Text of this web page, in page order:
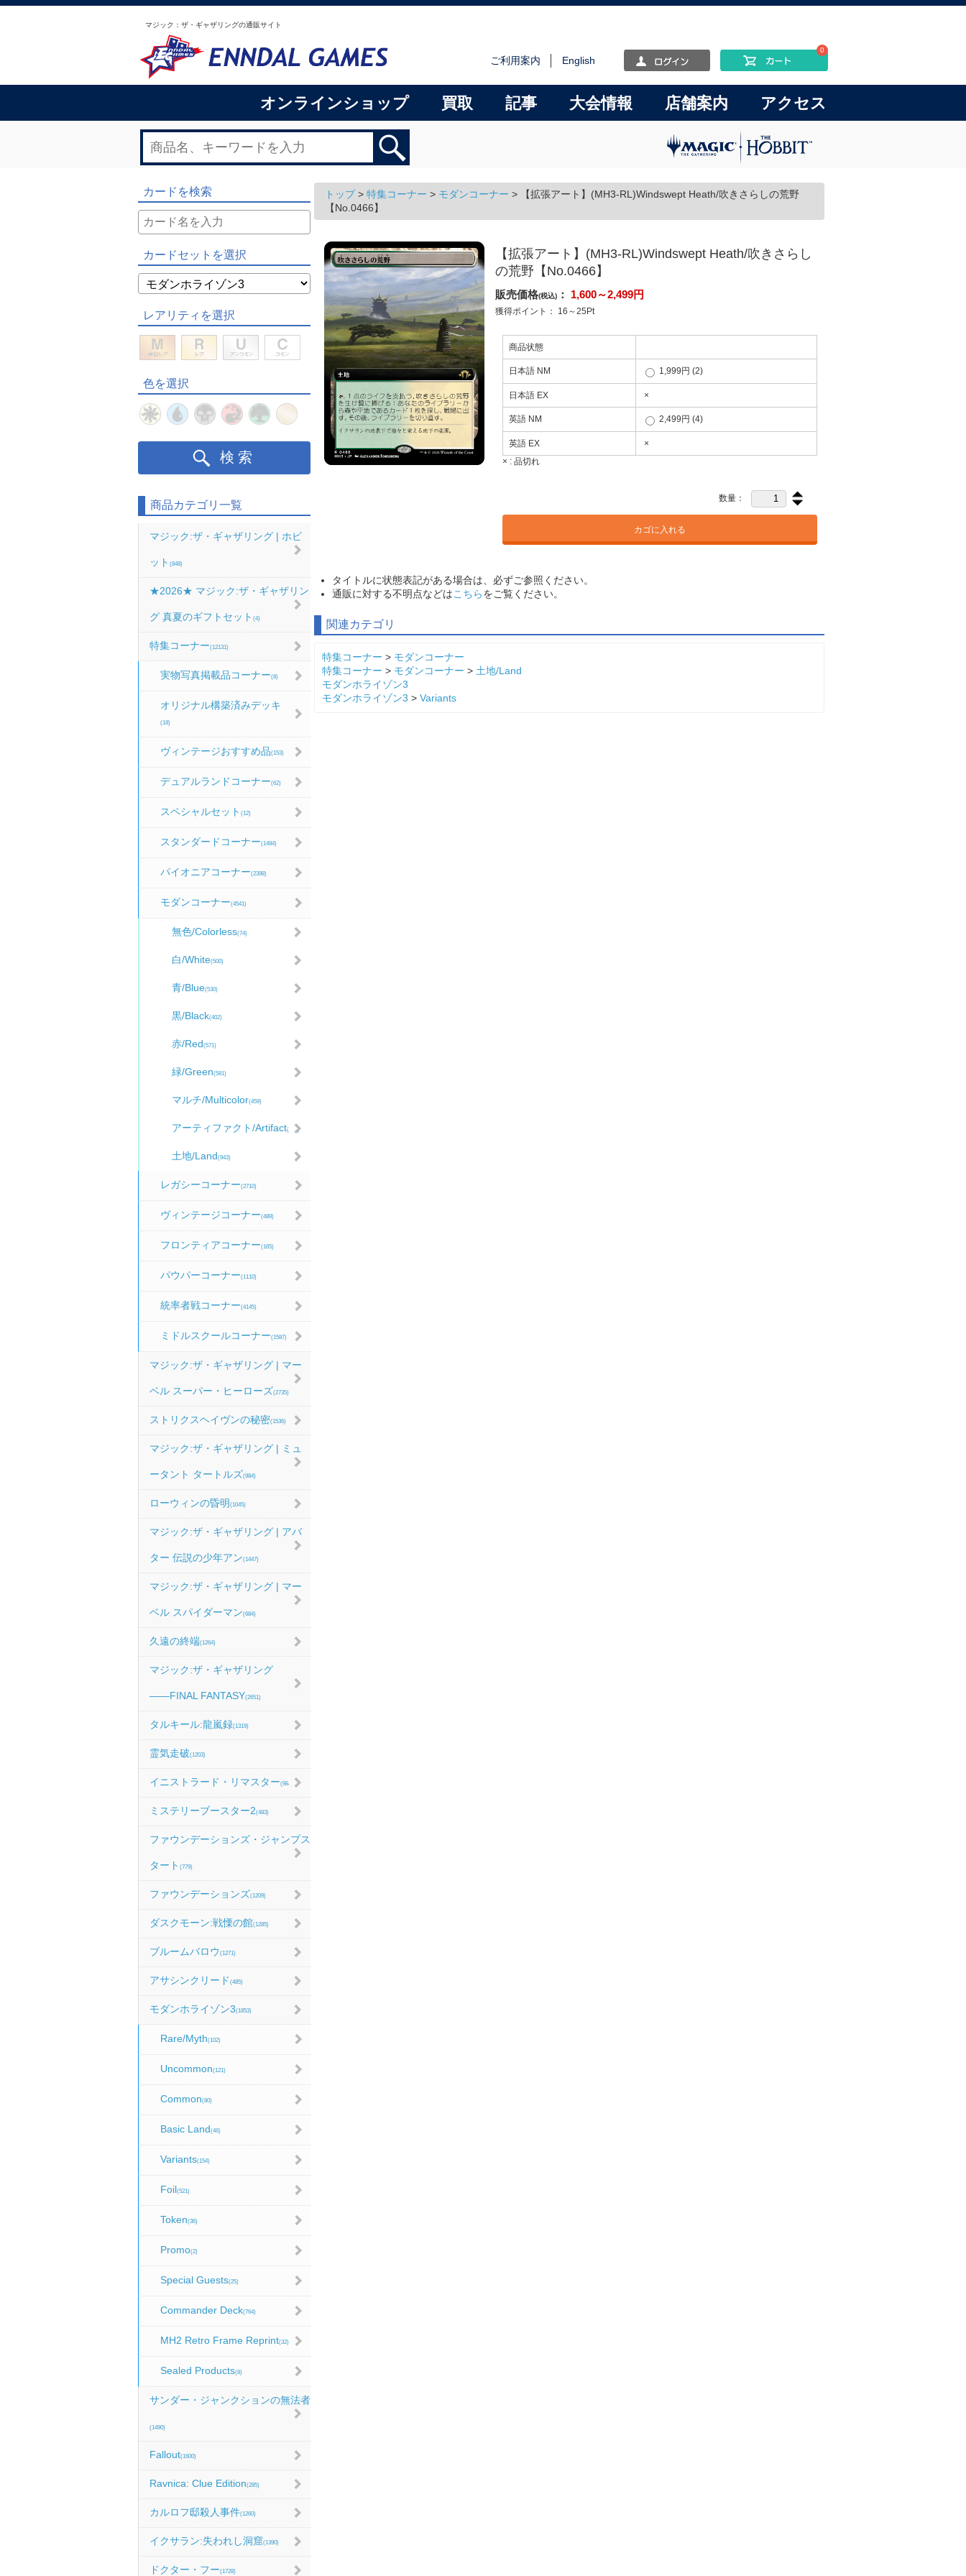
マジック：ザ・ギャザリングの通販サイト
ご利用案内 English
0
オンラインショップ 買取 記事 大会情報 店舗案内 アクセス
カードを検索
カードセットを選択
レアリティを選択
色を選択
検索
商品カテゴリ一覧
マジック:ザ・ギャザリング | ホビ
ット (848)
★2026★ マジック:ザ・ギャザリン
グ 真夏のギフトセット (4)
特集コーナー(12131)
実物写真掲載品コーナー(8)
オリジナル構築済みデッキ
(18)
ヴィンテージおすすめ品(153)
デュアルランドコーナー(62)
スペシャルセット (12)
スタンダードコーナー(1484)
パイオニアコーナー(2398)
モダンコーナー(4541)
無色/Colorless(74)
白/White(500)
青/Blue(530)
黒/Black(402)
赤/Red(571)
緑/Green(581)
マルチ/Multicolor(459)
アーティファクト/Artifact(481)
土地/Land(943)
レガシーコーナー(2710)
ヴィンテージコーナー(489)
フロンティアコーナー(165)
パウパーコーナー(1110)
統率者戦コーナー(4145)
ミドルスクールコーナー(1587)
マジック:ザ・ギャザリング | マー
ベル スーパー・ヒーローズ(2735)
ストリクスヘイヴンの秘密(1536)
マジック:ザ・ギャザリング | ミュ
ータント タートルズ(984)
ローウィンの昏明 (1045)
マジック:ザ・ギャザリング | アバ
ター 伝説の少年アン(1447)
マジック:ザ・ギャザリング | マー
ベル スパイダーマン(684)
久遠の終端(1264)
マジック:ザ・ギャザリング
――FINAL FANTASY(2651)
タルキール:龍嵐録(1319)
霊気走破(1203)
イニストラード・リマスター(984)
ミステリーブースター2(483)
ファウンデーションズ・ジャンプス
タート (779)
ファウンデーションズ(1209)
ダスクモーン:戦慄の館(1285)
ブルームバロウ (1271)
アサシンクリード (485)
モダンホライゾン3(1853)
Rare/Myth(102)
Uncommon(121)
Common(80)
Basic Land(46)
Variants(154)
Foil(521)
Token(36)
Promo(2)
Special Guests(25)
Commander Deck(764)
MH2 Retro Frame Reprint(32)
Sealed Products(8)
サンダー・ジャンクションの無法者
(1490)
Fallout(1600)
Ravnica: Clue Edition(285)
カルロフ邸殺人事件(1260)
イクサラン:失われし洞窟(1390)
ドクター・フー(1728)
トップ> 特集コーナー > モダンコーナー >
【拡張アート】(MH3-RL)Windswept Heath/吹きさらしの荒野
【No.0466】
【拡張アート】(MH3-RL)Windswept Heath/吹きさらし
の荒野【No.0466】
販売価格(税込) ： 1,600～2,499円
獲得ポイント： 16～25 Pt
商品状態
日本語 NM 1,999円 (2)
日本語 EX ×
英語 NM 2,499円 (4)
英語 EX
×
× : 品切れ
数量：
カゴに入れる
タイトルに状態表記がある場合は、必ずご参照ください。
通販に対する不明点などはこちらをご覧ください。
関連カテゴリ
特集コーナー > モダンコーナー
特集コーナー > モダンコーナー > 土地/Land
モダンホライゾン3
モダンホライゾン3 > Variants